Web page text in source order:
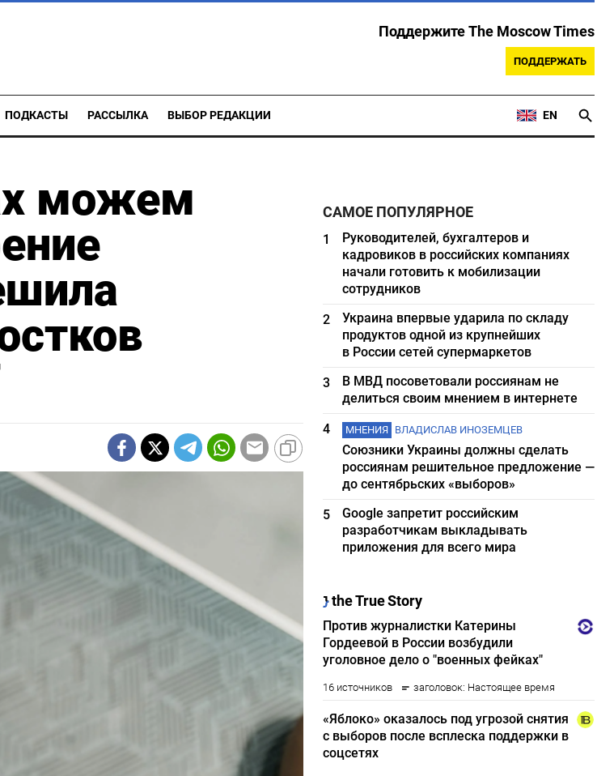
Поддержите The Moscow Times
ПОДДЕРЖАТЬ
ПОДКАСТЫ РАССЫЛКА ВЫБОР РЕДАКЦИИ EN
можем
САМОЕ ПОПУЛЯРНОЕ
1
Руководителей, бухгалтеров и
кадровиков в российских компаниях
начали готовить к мобилизации
сотрудников
2
Украина впервые ударила по складу
продуктов одной из крупнейших
в России сетей супермаркетов
3
В МВД посоветовали россиянам не
делиться своим мнением в интернете
4
МНЕНИЯ ВЛАДИСЛАВ ИНОЗЕМЦЕВ
Союзники Украины должны сделать
россиянам решительное предложение —
до сентябрьских «выборов»
5
Google запретит российским
разработчикам выкладывать
приложения для всего мира